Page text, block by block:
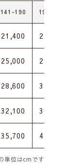
141-190 191-240
21,400 24,600
25,000 28,700
28,600 32,800
32,100 36,900
35,700 41,100
単位はcmです